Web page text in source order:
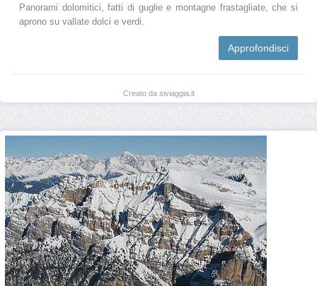
Panorami dolomitici, fatti di guglie e montagne frastagliate, che si
aprono su vallate dolci e verdi.
Approfondisci
Creato da siviaggia.it